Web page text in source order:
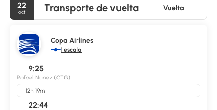
22
oct Transporte de vuelta Vuelta
Copa Airlines
1 escala
9:25
Rafael Nunez (CTG)
12h 19m
22:44